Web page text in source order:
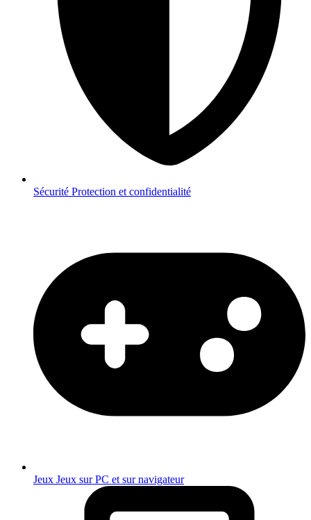
Sécurité Protection et confidentialité
Jeux Jeux sur PC et sur navigateur